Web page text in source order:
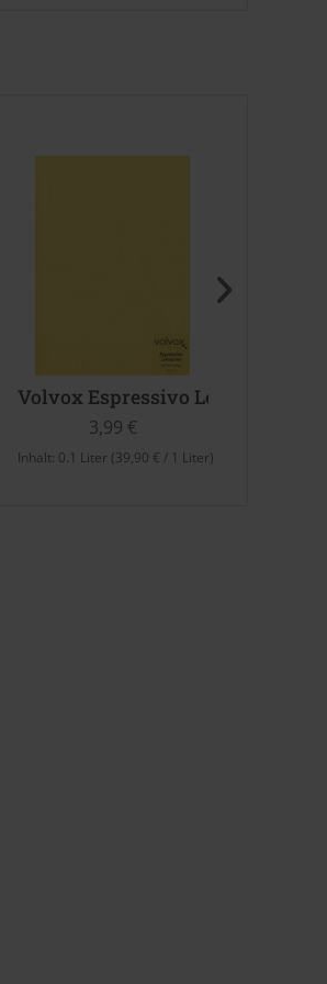
(Wedgewood Green)
Volvox Espressivo Lehmfarbe
3,99 €
Inhalt: 0.1 Liter (39,90 € / 1 Liter)